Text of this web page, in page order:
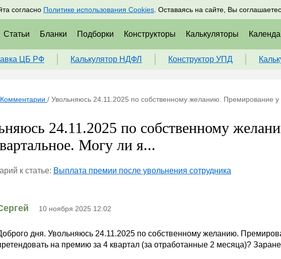
согласно Политике использования Cookies . Оставаясь на сайте, Вы
Подписаться
Статьи Бланки Подборки Конструкторы Калькуляторы
ЦБ РФ Калькулятор НДФЛ Конструктор УПД
Комментарии / Увольняюсь 24.11.2025 по собственному желанию. Премирование у
24.11.2025 по собственному
Могу ли я...
к статье: Выплата премии после увольнения сотрудника
10 ноября 2025 12:02
дня. Увольняюсь 24.11.2025 по собственному желанию.
на премию за 4 квартал (за отработанные 2 месяца)?